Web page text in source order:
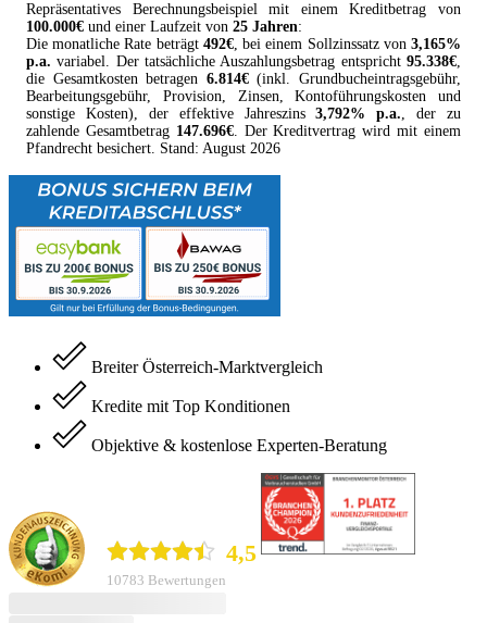
Repräsentatives Berechnungsbeispiel mit einem Kreditbetrag von
100.000€ und einer Laufzeit von 25 Jahren:
Die monatliche Rate beträgt 492€, bei einem Sollzinssatz von 3,165%
p.a. variabel. Der tatsächliche Auszahlungsbetrag entspricht95.338€,
die Gesamtkosten betragen 6.814€(inkl. Grundbucheintragsgebühr,
Bearbeitungsgebühr, Provision, Zinsen, Kontoführungskosten und
sonstige Kosten), der effektive Jahreszins3,792% p.a., der zu
zahlende Gesamtbetrag 147.696€. Der Kreditvertrag wird mit einem
Pfandrecht besichert. Stand: August 2026
Breiter Österreich-Marktvergleich
Kredite mit Top Konditionen
Objektive & kostenlose Experten-Beratung
4,5
10783 Bewertungen